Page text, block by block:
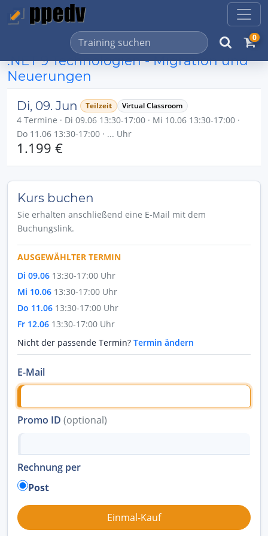
0
.NET 9 Technologien - Migration und
Neuerungen
Di, 09. Jun Teilzeit Virtual Classroom
4 Termine · Di 09.06 13:30-17:00 · Mi 10.06 13:30-17:00 ·
Do 11.06 13:30-17:00 · ... Uhr
1.199 €
Kurs buchen
Sie erhalten anschließend eine E-Mail mit dem
Buchungslink.
AUSGEWÄHLTER TERMIN
Di 09.06 13:30-17:00 Uhr
Mi 10.06 13:30-17:00 Uhr
Do 11.06 13:30-17:00 Uhr
Fr 12.06 13:30-17:00 Uhr
Nicht der passende Termin? Termin ändern
E-Mail
Promo ID (optional)
Rechnung per
Post